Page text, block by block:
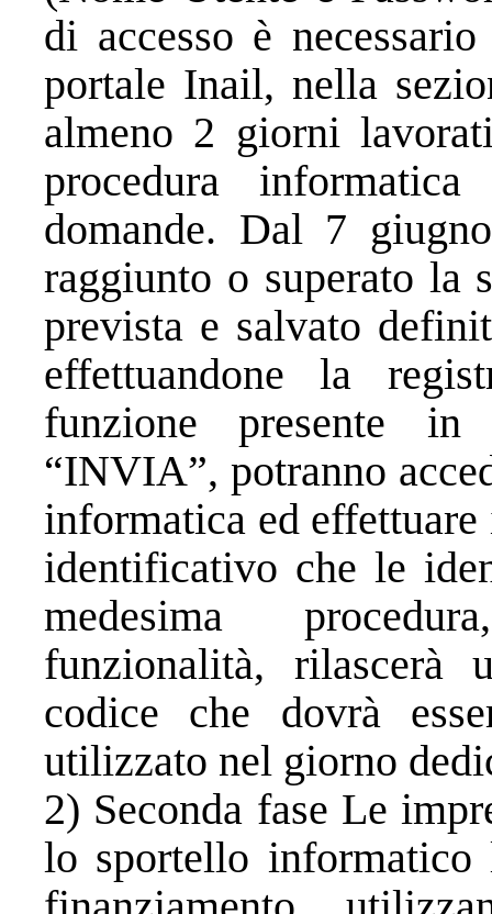
di accesso è
portale Inail, nella
almeno 2 giorni
procedura
domande. Dal 7
raggiunto o superato la
prevista e salvato
effettuandone la
funzione presente
“INVIA”, potranno
informatica ed
identificativo che le
medesima
funzionalità, rilascerà
codice che dovrà
utilizzato nel giorno
2) Seconda fase Le
lo sportello informatico